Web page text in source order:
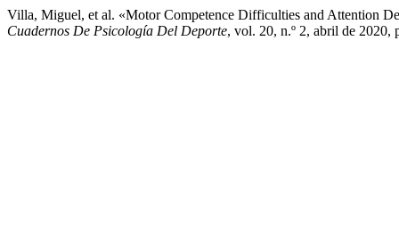
Villa, Miguel, et al. «Motor Competence Difficulties and Attention
Cuadernos De Psicología Del Deporte, vol. 20, n.º 2, abril de 2020,